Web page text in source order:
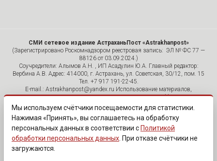
СМИ сетевое издание АстраханьПост «Astrakhanpost»
(Зарегистрировано Роскомнадзором реестровая запись: ЭЛ № ФС 77 —
88126 от 03.09.2024.)
Соучредители: Алымов А.Н. , ИП Асадулин Ю.А. Главный редактор:
Вербина А.В. Адрес: 414000, г. Астрахань, ул. Советская, 30/12, пом. 15
Тел. +7 917 191-22-45.
E-mail.: Astrakhanpost@yandex.ru Использование материалов,
размещенных на страницах сетевого издания «Astrakhanpost»,
допускается исключительно с указанием источника и публикацией
активной гиперссылки на портал Astrakhanpost.ru. Комментарии
читателей сайта размещаются без предварительного редактирования.
Редакция оставляет за собой право удалить их с сайта или
отредактировать, если указанные сообщения нарушают законы РФ.
«САЙТ ПРЕДНАЗНАЧЕН ДЛЯ АУДИТОРИИ 18+»
Мы используем счётчики посещаемости для статистики.
Нажимая «Принять», вы соглашаетесь на обработку
персональных данных в соответствии с Политикой
обработки персональных данных . При отказе счётчики не
загружаются.